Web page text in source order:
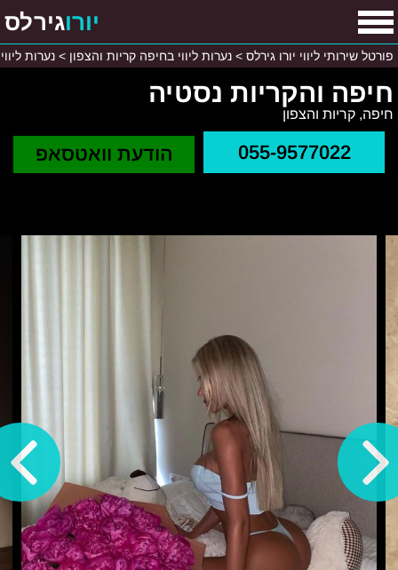
חיפה והקריות נסטיה
חיפה, קריות והצפון
055-9577022 הודעת וואטסאפ
יורוגירלס
פורטל שירותי ליווי יורו גירלס > נערות ליווי בחיפה קריות והצפון > נערות